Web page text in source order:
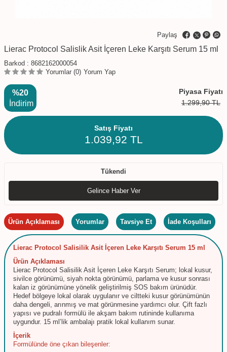
Paylaş
Lierac Protocol Salislik Asit İçeren Leke Karşıtı Serum 15 ml
Barkod : 8682162000054
Yorumlar (0) Yorum Yap
%20
İndirim
Piyasa Fiyatı
1.299,90TL
Satış Fiyatı
1.039,92 TL
Tükendi
Gelince Haber Ver
Ürün Açıklaması Yorumlar Tavsiye Et İade Koşulları
Lierac Protocol Salisilik Asit İçeren Leke Karşıtı Serum 15 ml
Ürün Açıklaması
Lierac Protocol Salisilik Asit İçeren Leke Karşıtı Serum; lokal kusur,
sivilce görünümü, siyah nokta görünümü, parlama ve kusur sonrası
kalan iz görünümüne yönelik geliştirilmiş SOS bakım ürünüdür.
Hedef bölgeye lokal olarak uygulanır ve ciltteki kusur görünümünün
daha dengeli, arınmış ve mat görünmesine yardımcı olur. Çift fazlı
yapısı ve pudralı formülü ile akşam bakım rutininde kullanıma
uygundur. 15 ml’lik ambalajı pratik lokal kullanım sunar.
İçerik
Formülünde öne çıkan bileşenler: